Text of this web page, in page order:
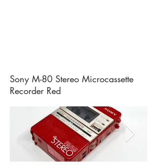
Sony M-80 Stereo Microcassette
Recorder Red